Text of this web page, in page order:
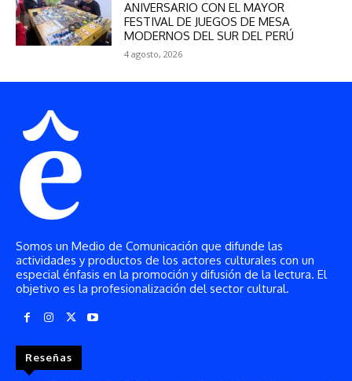
ANIVERSARIO CON EL MAYOR
FESTIVAL DE JUEGOS DE MESA
MODERNOS DEL SUR DEL PERÚ
4 agosto, 2026
Somos un Medio de Comunicación que difunde las
actividades y productos de los actores culturales con un
especial énfasis en la promoción y difusión de la lectura. El
objetivo es la profesionalización del sector cultural.
Reseñas